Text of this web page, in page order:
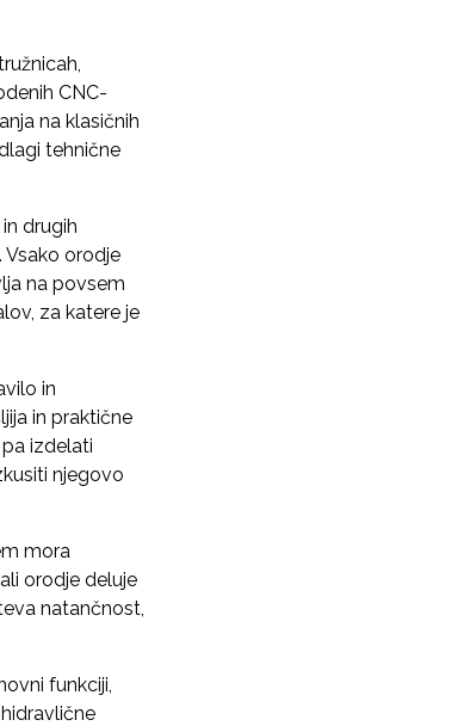
CNC-
na klasičnih
tehnične
drugih
orodje
na povsem
za katere je
in
in praktične
izdelati
njegovo
mora
orodje deluje
natančnost,
funkciji,